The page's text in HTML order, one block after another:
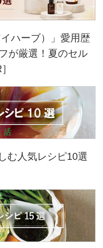
ハーブ）」愛用歴
が厳選！夏のセル
む人気レシピ10選